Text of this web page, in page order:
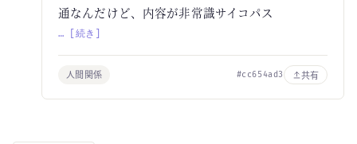
通なんだけど、内容が非常識サイコパス
… [続き]
人間関係 #cc654ad3 共有